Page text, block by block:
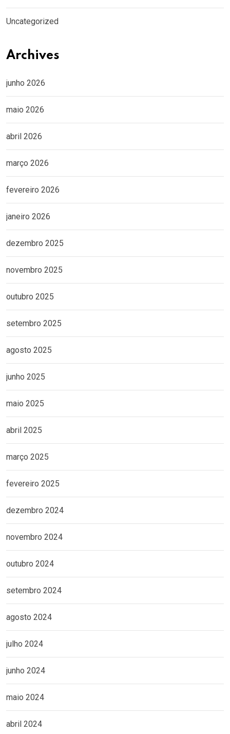
Uncategorized
Archives
junho 2026
maio 2026
abril 2026
março 2026
fevereiro 2026
janeiro 2026
dezembro 2025
novembro 2025
outubro 2025
setembro 2025
agosto 2025
junho 2025
maio 2025
abril 2025
março 2025
fevereiro 2025
dezembro 2024
novembro 2024
outubro 2024
setembro 2024
agosto 2024
julho 2024
junho 2024
maio 2024
abril 2024